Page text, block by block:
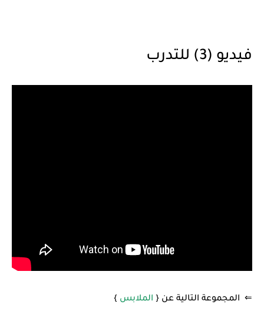
فيديو (3) للتدرب
⇐ المجموعة التالية عن { الملابس }